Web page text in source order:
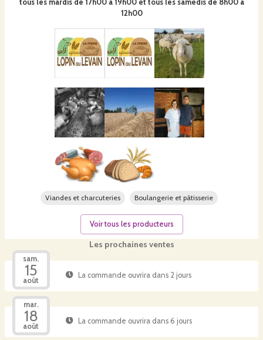
Les prochaines ventes
sam.
15
août
La commande ouvrira dans 2 jours
mar.
18
août
La commande ouvrira dans 6 jours
tous les mardis de 17h00 à 19h00 et tous les samedis de 8h00 à
12h00
Viandes et charcuteries Boulangerie et pâtisserie
Voir tous les producteurs